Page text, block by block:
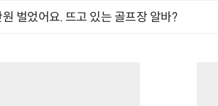
벌었어요. 뜨고 있는 골프장 알바?